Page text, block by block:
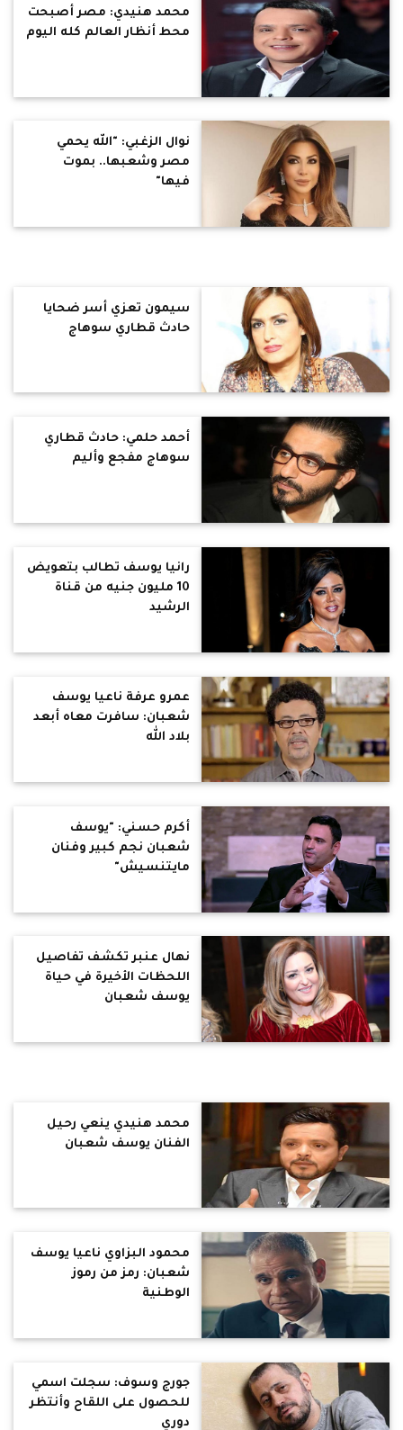
محمد هنيدي: مصر أصبحت
محط أنظار العالم كله اليوم
نوال الزغبي: "الله يحمي
مصر وشعبها.. بموت
فيها"
سيمون تعزي أسر ضحايا
حادث قطاري سوهاج
أحمد حلمي: حادث قطاري
سوهاج مفجع وأليم
رانيا يوسف تطالب بتعويض
10 مليون جنيه من قناة
الرشيد
عمرو عرفة ناعيا يوسف
شعبان: سافرت معاه أبعد
بلاد الله
أكرم حسني: "يوسف
شعبان نجم كبير وفنان
مايتنسيش"
نهال عنبر تكشف تفاصيل
اللحظات الأخيرة في حياة
يوسف شعبان
محمد هنيدي ينعي رحيل
الفنان يوسف شعبان
محمود البزاوي ناعيا يوسف
شعبان: رمز من رموز
الوطنية
جورج وسوف: سجلت اسمي
للحصول على اللقاح وأنتظر
دوري